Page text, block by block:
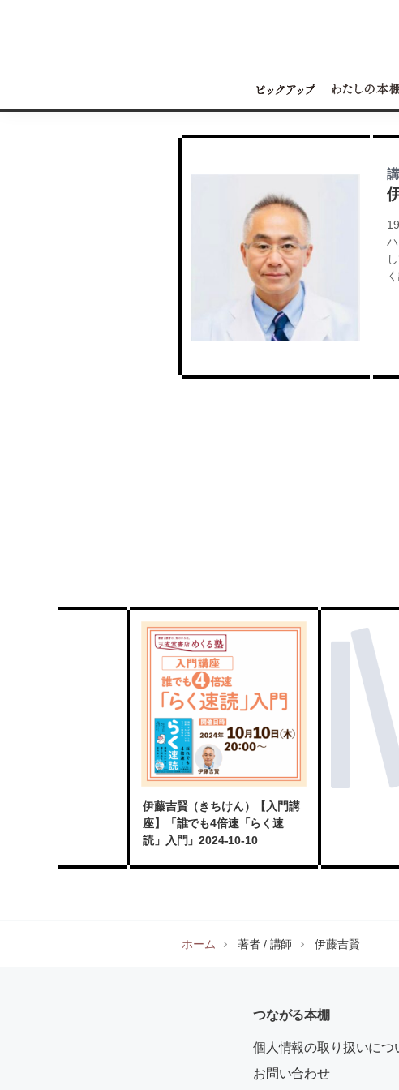
伊藤吉賢（きちけん）【入門講
座】「誰でも4倍速「らく速
読」入門」2024-10-10
ホーム 著者 / 講師 伊藤吉賢
つながる本棚
個人情報の取り扱いにつ
お問い合わせ